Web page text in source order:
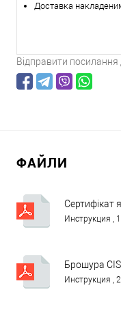
Доставка
Відправити посилання
ФАЙЛИ
Сертифікат
Инструкция ,
Брошура
Инструкция ,